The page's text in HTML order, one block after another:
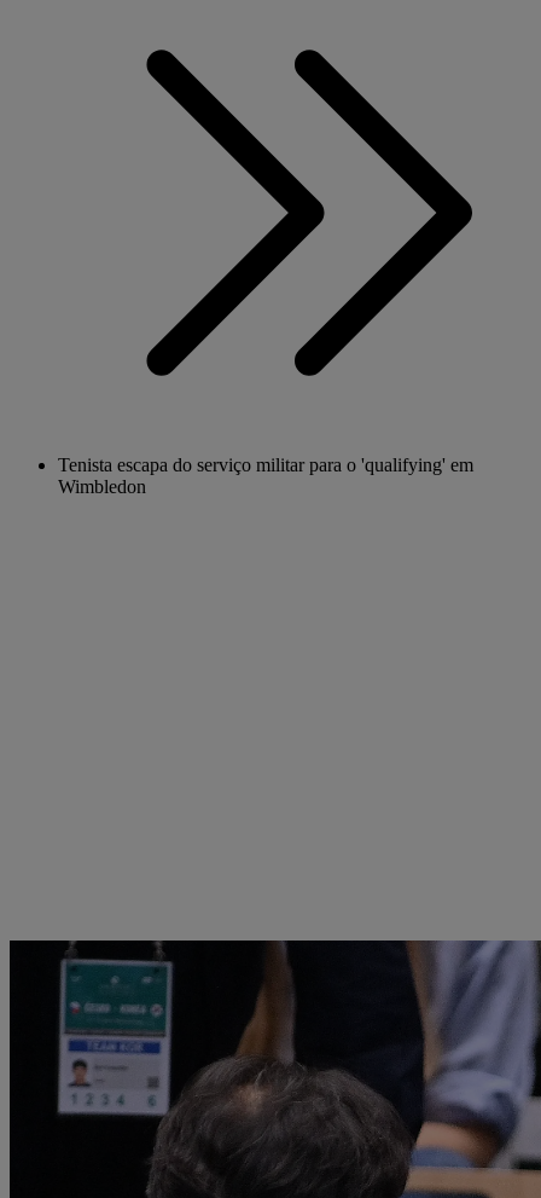
Tenista escapa do serviço militar para o 'qualifying' em
Wimbledon